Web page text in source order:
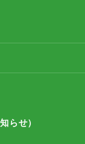
らせ）